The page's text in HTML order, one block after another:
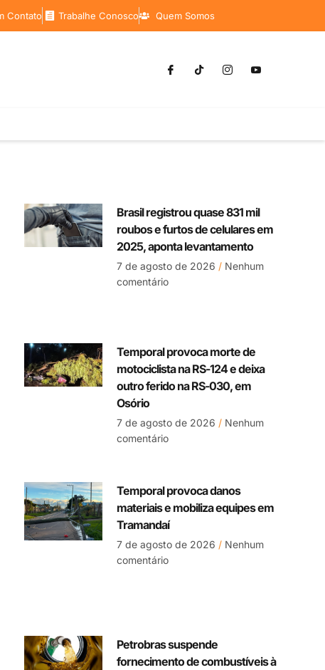
Contato Trabalhe Conosco Quem Somos
Brasil registrou quase 831 mil
roubos e furtos de celulares em
2025, aponta levantamento
7 de agosto de 2026 Nenhum
comentário
Temporal provoca morte de
motociclista na RS-124 e deixa
outro ferido na RS-030, em
Osório
7 de agosto de 2026 Nenhum
comentário
Temporal provoca danos
materiais e mobiliza equipes em
Tramandaí
7 de agosto de 2026 Nenhum
comentário
Petrobras suspende
fornecimento de combustíveis à